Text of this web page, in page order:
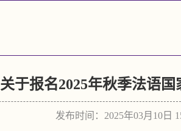
关于报名2025年秋季法语
发布时间：2025年03月10